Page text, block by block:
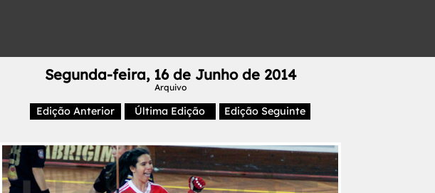
Segunda-feira, 16 de Junho de 2014
Arquivo
Edição Anterior Última Edição Edição Seguinte